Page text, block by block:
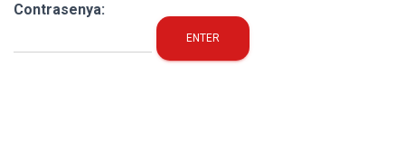
Contrasenya: